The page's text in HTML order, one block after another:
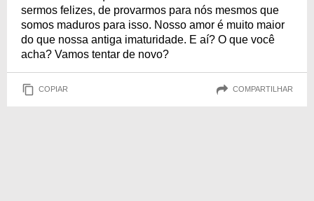
sermos felizes, de provarmos para nós mesmos que
somos maduros para isso. Nosso amor é muito maior
do que nossa antiga imaturidade. E aí? O que você
acha? Vamos tentar de novo?
COPIAR COMPARTILHAR